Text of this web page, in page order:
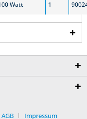
Watt 1
AGB Impressum